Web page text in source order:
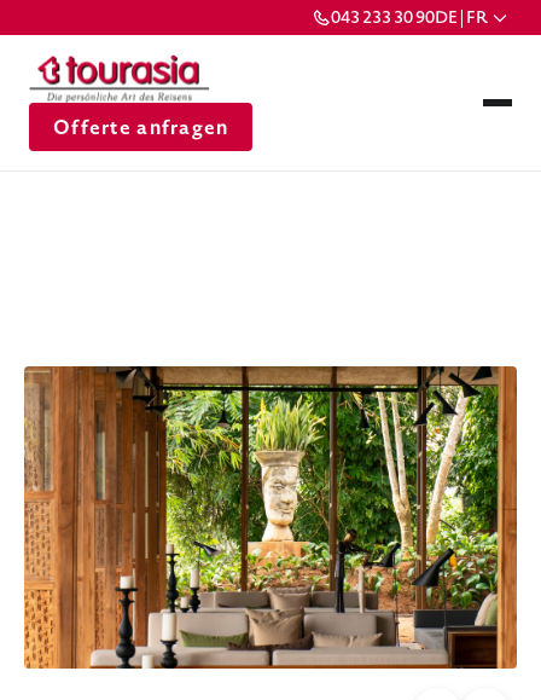
043 233 30 90DE | FR
Offerte anfragen